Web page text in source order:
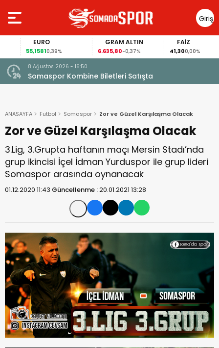
Giriş
Yap
EURO
55,15810,39%
GRAM ALTIN
6.635,80-0,37%
FAİZ
41,300,00%
8 Ağustos 2026 - 16:50
Somaspor Kombine Biletleri Satışta
ANASAYFA Futbol Somaspor Zor ve Güzel Karşılaşma Olacak
Zor ve Güzel Karşılaşma Olacak
3.Lig, 3.Grupta haftanın maçı Mersin Stadı’nda
grup ikincisi İçel İdman Yurduspor ile grup lideri
Somaspor arasında oynanacak
01.12.2020 11:43 Güncellenme :20.01.2021 13:28